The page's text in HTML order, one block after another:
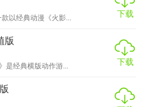
款以经典动漫《火影...
下载
版
是经典横版动作游...
下载